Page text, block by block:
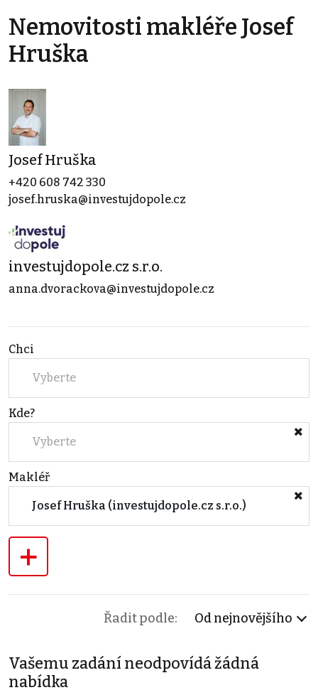
Nemovitosti makléře Josef
Hruška
Josef Hruška
+420 608 742 330
josef.hruska@investujdopole.cz
investujdopole.cz s.r.o.
anna.dvorackova@investujdopole.cz
Chci
Vyberte
Kde?
Vyberte
Makléř
Josef Hruška (investujdopole.cz s.r.o.)
+
Řadit podle: Od nejnovějšího
Vašemu zadání neodpovídá žádná
nabídka